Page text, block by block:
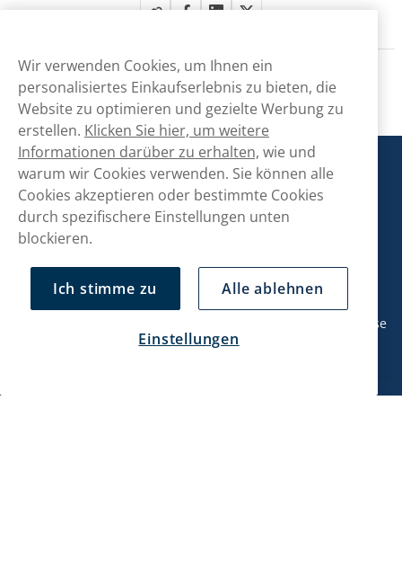
Snusmarkt
Kontaktiere uns!
+410800561053
Mo/Di: 08:30-17 Uhr (Pause 12-13) Mi/Do: 10:30-19 Uhr (Pause
14-15) Fr: 09-17 Uhr (Pause 12-13)
Wir verwenden Cookies, um Ihnen ein
personalisiertes Einkaufserlebnis zu bieten, die
Website zu optimieren und gezielte Werbung zu
erstellen. Klicken Sie hier, um weitere
Informationen darüber zu erhalten, wie und
warum wir Cookies verwenden. Sie können alle
Cookies akzeptieren oder bestimmte Cookies
durch spezifischere Einstellungen unten
blockieren.
Ich stimme zu Alle ablehnen
Einstellungen